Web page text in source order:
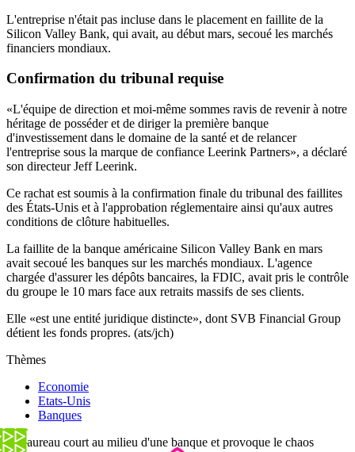
L'entreprise n'était pas incluse dans le placement en faillite de la
Silicon Valley Bank, qui avait, au début mars, secoué les marchés
financiers mondiaux.
Confirmation du tribunal requise
«L'équipe de direction et moi-même sommes ravis de revenir à notre
héritage de posséder et de diriger la première banque
d'investissement dans le domaine de la santé et de relancer
l'entreprise sous la marque de confiance Leerink Partners», a déclaré
son directeur Jeff Leerink.
Ce rachat est soumis à la confirmation finale du tribunal des faillites
des États-Unis et à l'approbation réglementaire ainsi qu'aux autres
conditions de clôture habituelles.
La faillite de la banque américaine Silicon Valley Bank en mars
avait secoué les banques sur les marchés mondiaux. L'agence
chargée d'assurer les dépôts bancaires, la FDIC, avait pris le contrôle
du groupe le 10 mars face aux retraits massifs de ses clients.
Elle «est une entité juridique distincte», dont SVB Financial Group
détient les fonds propres. (ats/jch)
Thèmes
Economie
Etats-Unis
Banques
Ce taureau court au milieu d'une banque et provoque le chaos